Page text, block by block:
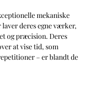
mekaniske
deres egne værker,
og præcision. Deres
at vise tid, som
– er blandt de